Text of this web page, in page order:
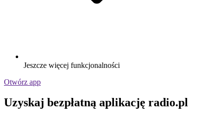
Jeszcze więcej funkcjonalności
Otwórz app
Uzyskaj bezpłatną aplikację radio.pl